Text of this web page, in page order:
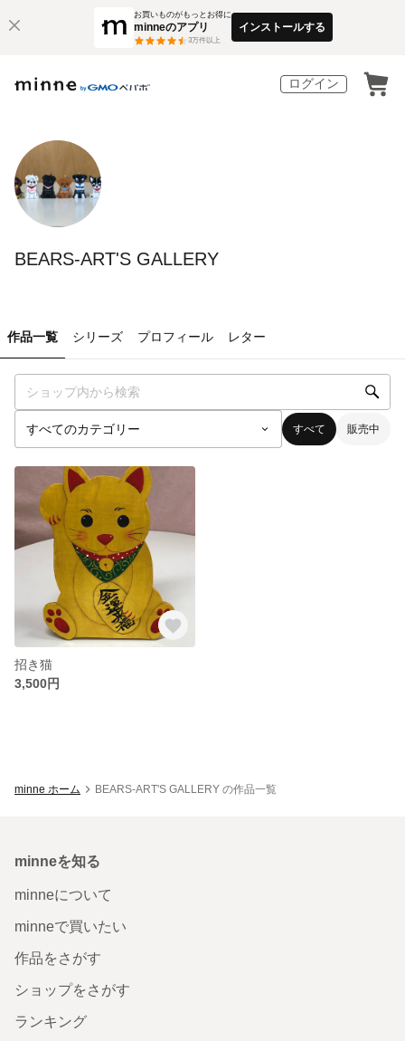
お買いものがもっとお得に
minneのアプリ
3万件以上
インストールする
ログイン
BEARS-ART'S GALLERY
作品一覧 シリーズ プロフィール レター
すべて 販売中
招き猫
3,500円
minne ホーム BEARS-ART'S GALLERY の作品一覧
minneを知る
minneについて
minneで買いたい
作品をさがす
ショップをさがす
ランキング